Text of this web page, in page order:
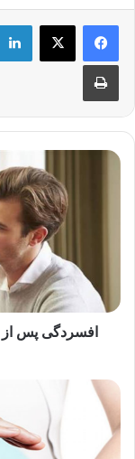
چاپ
افسردگی
روش‌های
اثربخش
درمانافسردگی پس از
عفونت
قارچی
واژینال